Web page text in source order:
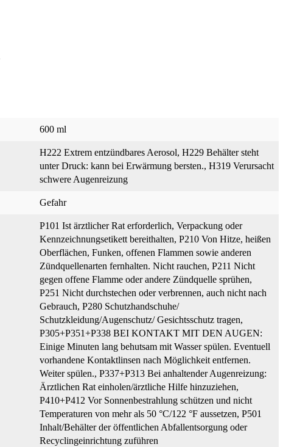
600 ml
H222 Extrem entzündbares Aerosol, H229 Behälter steht
unter Druck: kann bei Erwärmung bersten., H319 Verursacht
schwere Augenreizung
Gefahr
P101 Ist ärztlicher Rat erforderlich, Verpackung oder
Kennzeichnungsetikett bereithalten, P210 Von Hitze, heißen
Oberflächen, Funken, offenen Flammen sowie anderen
Zündquellenarten fernhalten. Nicht rauchen, P211 Nicht
gegen offene Flamme oder andere Zündquelle sprühen,
P251 Nicht durchstechen oder verbrennen, auch nicht nach
Gebrauch, P280 Schutzhandschuhe/
Schutzkleidung/Augenschutz/ Gesichtsschutz tragen,
P305+P351+P338 BEI KONTAKT MIT DEN AUGEN:
Einige Minuten lang behutsam mit Wasser spülen. Eventuell
vorhandene Kontaktlinsen nach Möglichkeit entfernen.
Weiter spülen., P337+P313 Bei anhaltender Augenreizung:
Ärztlichen Rat einholen/ärztliche Hilfe hinzuziehen,
P410+P412 Vor Sonnenbestrahlung schützen und nicht
Temperaturen von mehr als 50 °C/122 °F aussetzen, P501
Inhalt/Behälter der öffentlichen Abfallentsorgung oder
Recyclingeinrichtung zuführen